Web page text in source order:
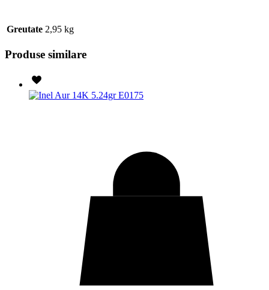
Greutate 2,95 kg
Produse similare